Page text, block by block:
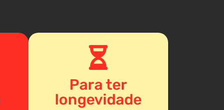
Para ter
longevidade